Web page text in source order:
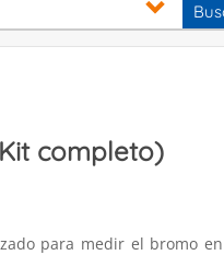
completo)
para medir el bromo en